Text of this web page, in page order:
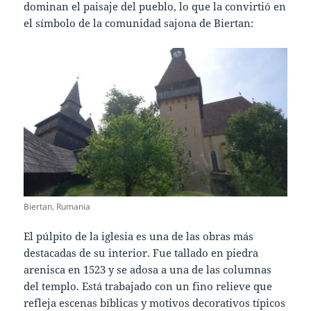
dominan el paisaje del pueblo, lo que la convirtió en
el símbolo de la comunidad sajona de Biertan:
Biertan, Rumania
El púlpito de la iglesia es una de las obras más
destacadas de su interior. Fue tallado en piedra
arenisca en 1523 y se adosa a una de las columnas
del templo. Está trabajado con un fino relieve que
refleja escenas bíblicas y motivos decorativos típicos